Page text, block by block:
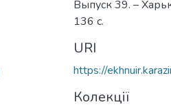
Выпуск 39. –
136 с.
URI
https://
Колекції